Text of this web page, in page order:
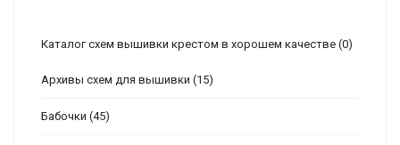
Каталог схем вышивки крестом в хорошем качестве (0)
Архивы схем для вышивки (15)
Бабочки (45)